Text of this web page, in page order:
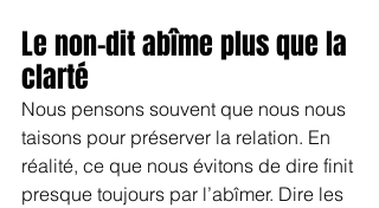
Le non-dit abîme plus que la
clarté
Nous pensons souvent que nous nous
taisons pour préserver la relation. En
réalité, ce que nous évitons de dire finit
presque toujours par l’abîmer. Dire les